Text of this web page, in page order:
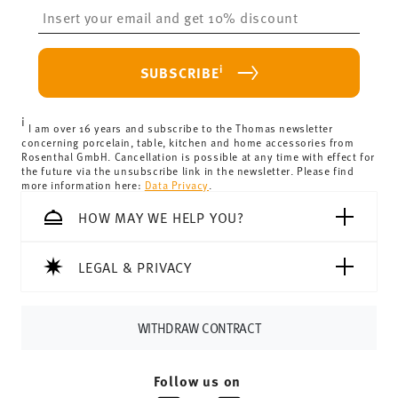
Food contact safe
Delivery costs under 69,90 €:If the value of your
purchase is less than 69,90 €, delivery charges will apply.
For Germany, these are 4,90 €. For all other countries, you
can view the delivery costs
delivery is free of charge.
Switzerland:delivery is free of charge for orders over
69,90 CHF. If the value of your purchase is less than
69,90 CHF, delivery charges are 36,90 CHF.
Tracking:You will receive a tracking code by e-mail as
Delivery time: 3-5 working days for delivery within
Germany for items in stock. You can view delivery times to
For returns, please use ourreturns service
SUBSCRIBEi
i I am over 16 years and subscribe to the Thomas newsletter
concerning porcelain, table, kitchen and home accessories from
Rosenthal GmbH. Cancellation is possible at any time with effect for
the future via the unsubscribe link in the newsletter. Please find
more information here: Data Privacy
HOW MAY WE HELP YOU?
LEGAL & PRIVACY
WITHDRAW CONTRACT
Follow us on